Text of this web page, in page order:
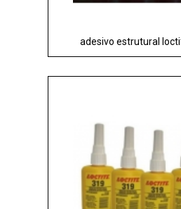
adesivo estrutural